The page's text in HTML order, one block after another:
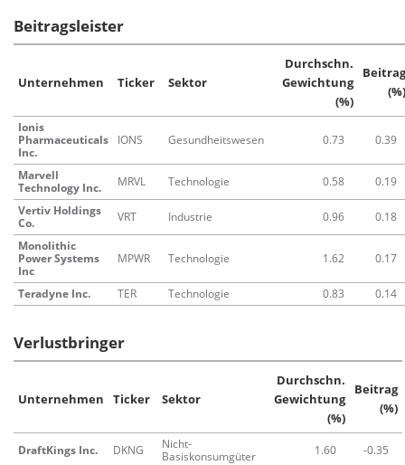
Beitragsleister
Unternehmen Ticker Sektor
Durchschn.
Gewichtung
(%)
Beitrag
(%)
Ionis
Pharmaceuticals
Inc.
IONS Gesundheitswesen 0.73 0.39
Marvell
Technology Inc.
MRVL Technologie 0.58
0.19
Vertiv Holdings
Co.
VRT Industrie 0.96
0.18
Monolithic
Power Systems
Inc
MPWR Technologie 1.62 0.17
Teradyne Inc. TER Technologie 0.83 0.14
Verlustbringer
Unternehmen Ticker Sektor
Durchschn.
Gewichtung
(%)
Beitrag
(%)
DraftKings Inc. DKNG
Nicht-
Basiskonsumgüter
1.60 -0.35